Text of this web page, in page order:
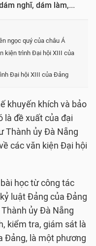
nghĩ, dám làm,...
ngọc quý của châu Á
kiện trình Đại hội XIII của
Đại hội XIII của Đảng
khuyến khích và bảo
là đề xuất của đại
Thành ủy Đà Nẵng
các văn kiện Đại hội
học từ công tác
luật Đảng của Đảng
ủy Đà Nẵng
kiểm tra, giám sát là
Đảng, là một phương